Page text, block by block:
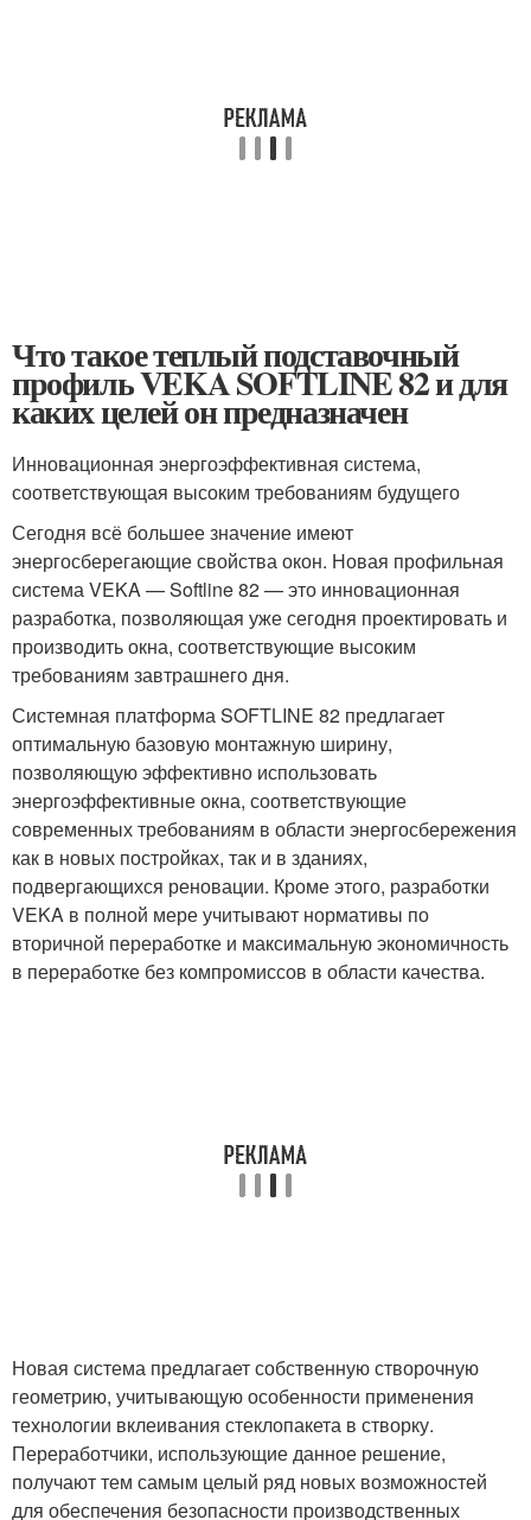
Что такое теплый подставочный
профиль VEKA SOFTLINE 82 и для
каких целей он предназначен
Инновационная энергоэффективная система,
соответствующая высоким требованиям будущего
Сегодня всё большее значение имеют
энергосберегающие свойства окон. Новая профильная
система VEKA — Softline 82 — это инновационная
разработка, позволяющая уже сегодня проектировать и
производить окна, соответствующие высоким
требованиям завтрашнего дня.
Системная платформа SOFTLINE 82 предлагает
оптимальную базовую монтажную ширину,
позволяющую эффективно использовать
энергоэффективные окна, соответствующие
современных требованиям в области энергосбережения
как в новых постройках, так и в зданиях,
подвергающихся реновации. Кроме этого, разработки
VEKA в полной мере учитывают нормативы по
вторичной переработке и максимальную экономичность
в переработке без компромиссов в области качества.
Новая система предлагает собственную створочную
геометрию, учитывающую особенности применения
технологии вклеивания стеклопакета в створку.
Переработчики, использующие данное решение,
получают тем самым целый ряд новых возможностей
для обеспечения безопасности производственных